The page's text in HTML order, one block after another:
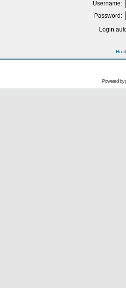
Username:
Password:
Login
Ho
Powered by